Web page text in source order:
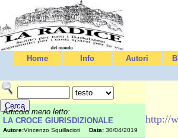
Home Info Autori
Articolo meno letto:
LA CROCE GIURISDIZIONALE
Autore:Vincenzo Squillacioti Data: 30/04/2019
http://